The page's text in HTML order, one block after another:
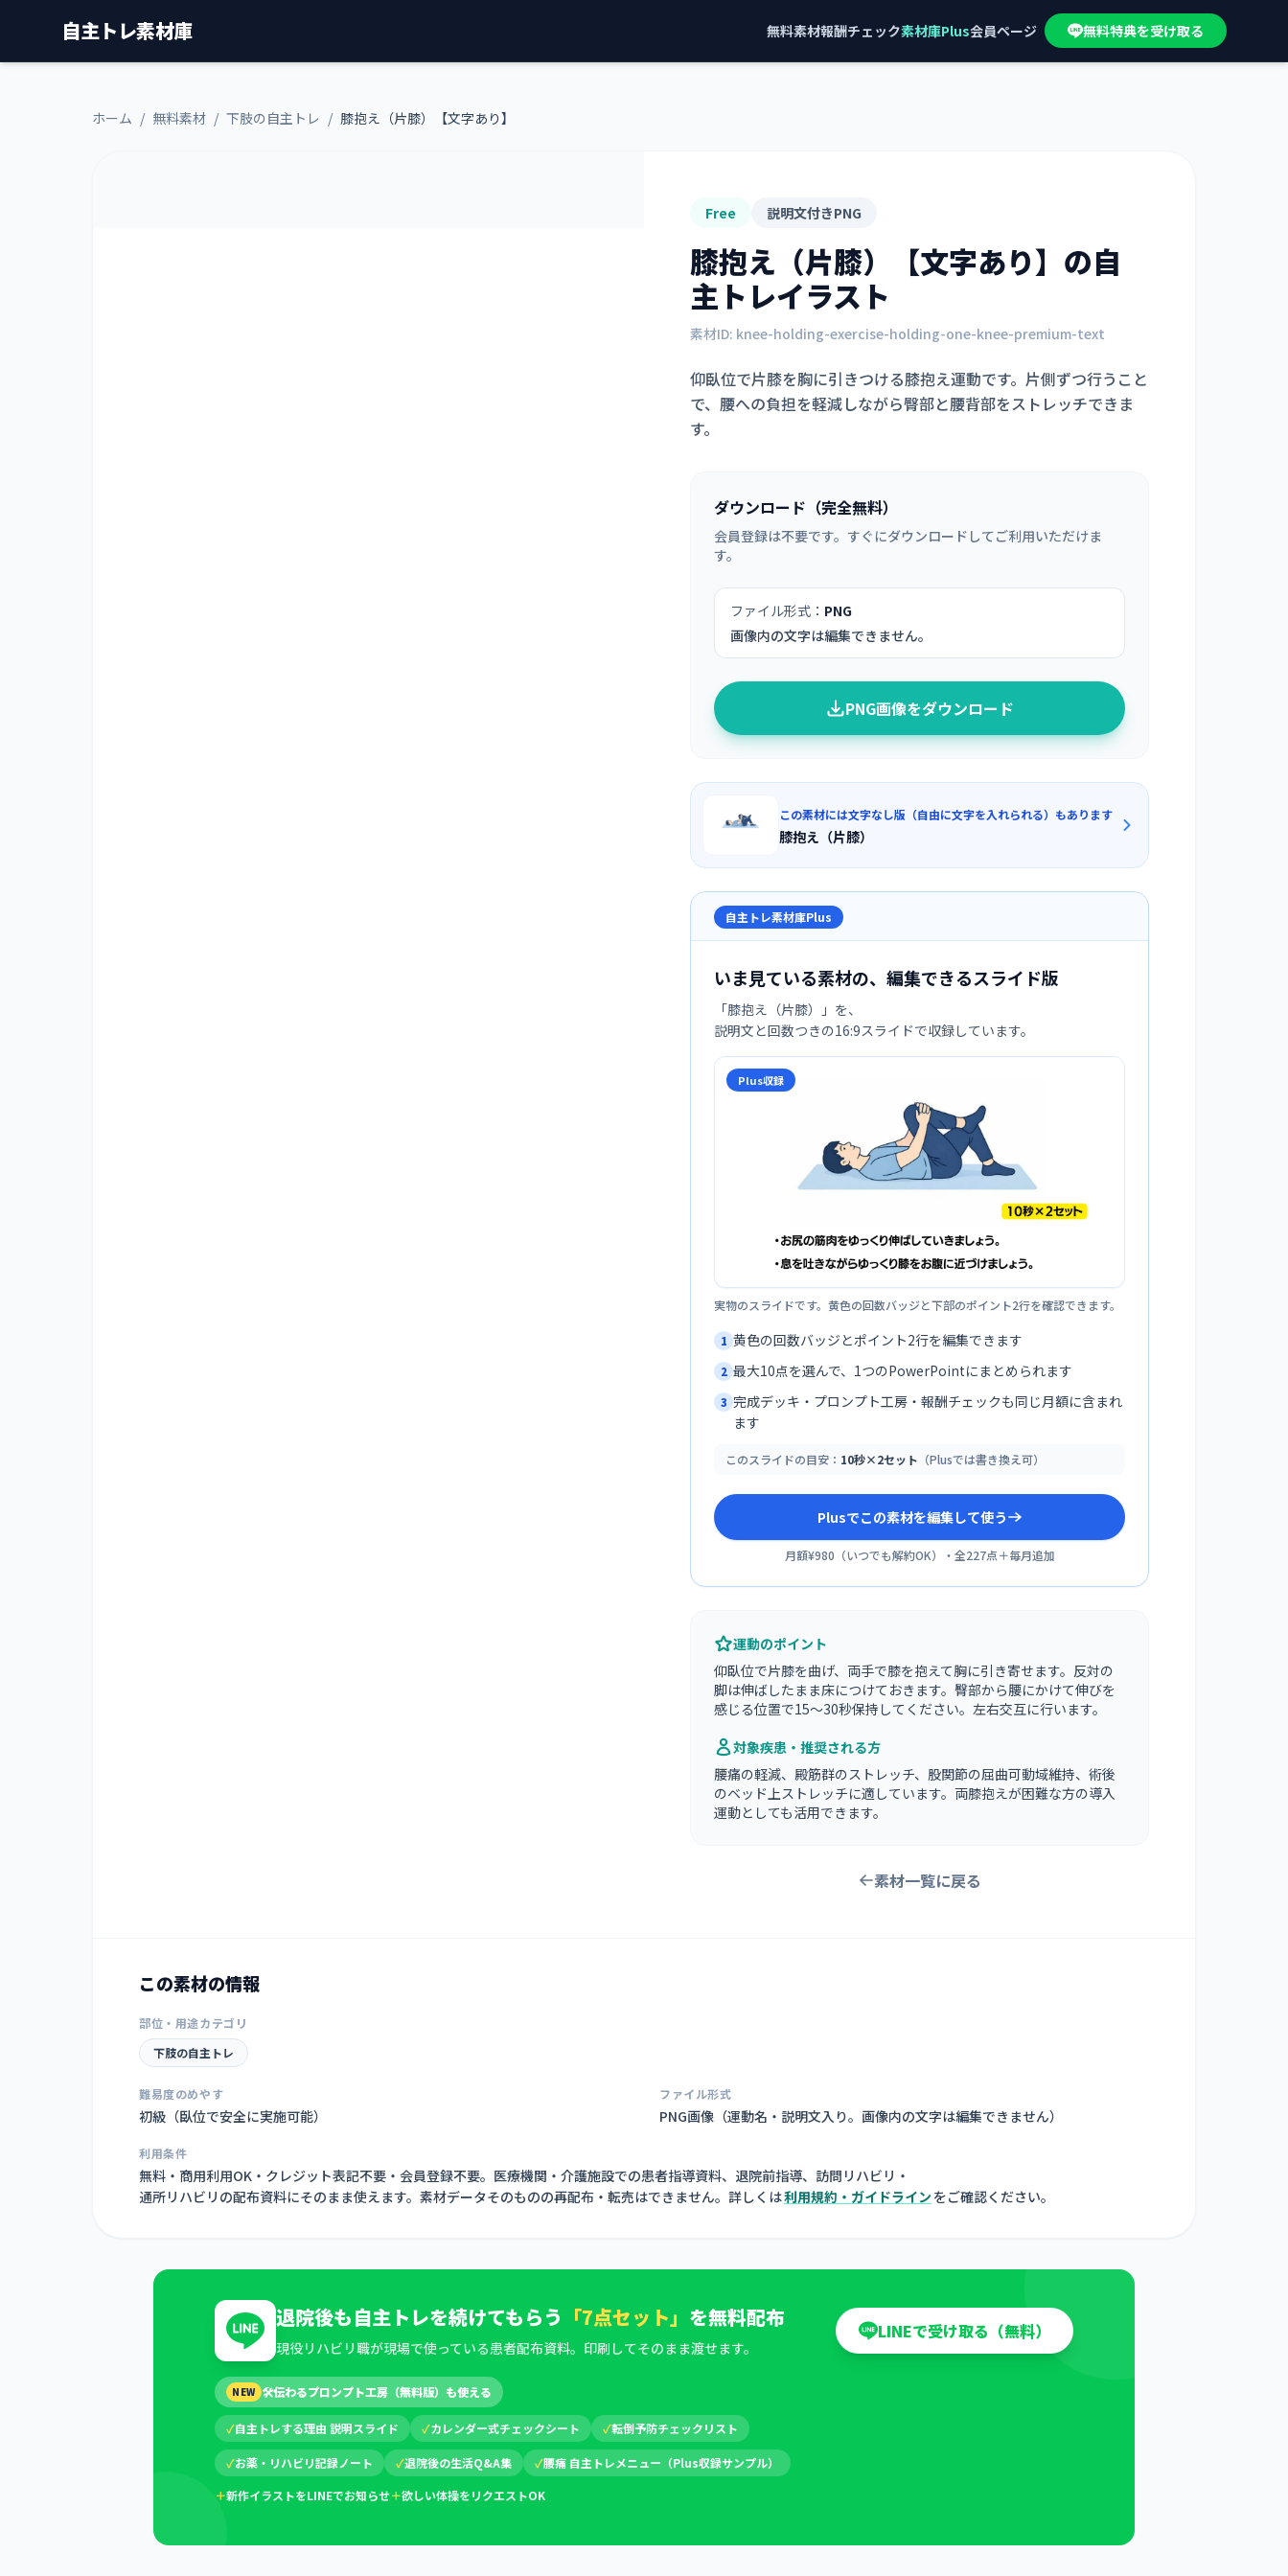
自主トレ素材庫 無料素材報酬チェック素材庫Plus会員ページ 無料特典を受け取る
ホーム / 無料素材 / 下肢の自主トレ / 膝抱え（片膝）【文字あり】
Free 説明文付きPNG
膝抱え（片膝）【文字あり】 の自
主トレイラスト
素材ID: knee-holding-exercise-holding-one-knee-premium-text
仰臥位で片膝を胸に引きつける膝抱え運動です。片側ずつ行うこと
で、腰への負担を軽減しながら臀部と腰背部をストレッチできま
す。
ダウンロード（完全無料）
会員登録は不要です。すぐにダウンロードしてご利用いただけま
す。
ファイル形式： PNG
画像内の文字は編集できません。
PNG画像をダウンロード
この素材には文字なし版（自由に文字を入れられる）もあります
膝抱え（片膝）
自主トレ素材庫Plus
いま見ている素材の、編集できるスライド版
「膝抱え（片膝）
」を、
説明文と回数つきの16:9スライドで収録しています。
Plus収録
実物のスライドです。黄色の回数バッジと下部のポイント2行を確認できます。
1 黄色の回数バッジとポイント2行を編集できます
2 最大10点を選んで、1つのPowerPointにまとめられます
3 完成デッキ・プロンプト工房・報酬チェックも同じ月額に含まれ
ます
このスライドの目安： 10秒×2セット （Plusでは書き換え可）
Plusでこの素材を編集して使う
月額¥980 （いつでも解約OK）・全227点＋毎月追加
運動のポイント
仰臥位で片膝を曲げ、両手で膝を抱えて胸に引き寄せます。反対の
脚は伸ばしたまま床につけておきます。臀部から腰にかけて伸びを
感じる位置で15〜30秒保持してください。左右交互に行います。
対象疾患・推奨される方
腰痛の軽減、殿筋群のストレッチ、股関節の屈曲可動域維持、術後
のベッド上ストレッチに適しています。両膝抱えが困難な方の導入
運動としても活用できます。
素材一覧に戻る
この素材の情報
部位・用途カテゴリ
下肢の自主トレ
難易度のめやす
初級（臥位で安全に実施可能）
ファイル形式
PNG画像（運動名・説明文入り。画像内の文字は編集できません）
利用条件
無料・商用利用OK・クレジット表記不要・会員登録不要。医療機関・介護施設での患者指導資料、退院前指導、訪問リハビリ・
通所リハビリの配布資料にそのまま使えます。素材データそのものの再配布・転売はできません。詳しくは利用規約・ガイドライン をご確認ください。
退院後も自主トレを続けてもらう 「7点セット」 を無料配布
現役リハビリ職が現場で使っている患者配布資料。印刷してそのまま渡せます。
LINEで受け取る（無料）
NEW 🛠伝わるプロンプト工房（無料版）も使える
✓自主トレする理由 説明スライド ✓カレンダー式チェックシート ✓転倒予防チェックリスト
✓お薬・リハビリ記録ノート ✓退院後の生活Q&A集 ✓腰痛 自主トレメニュー（Plus収録サンプル）
＋新作イラストをLINEでお知らせ＋欲しい体操をリクエストOK